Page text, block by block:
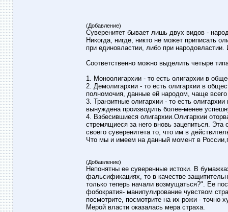
(Добавление)
Суверенитет бывает лишь двух видов -
Никогда, нигде, никто не может приписать
при единовластии, либо при народовластии.
Соответственно можно выделить четыре
1. Моноолигархии - то есть олигархии в
2. Демолигархии - то есть олигархии в
полномочия, данные ей народом, чаще
3. Транзитные олигархии - то есть
вынуждена производить более-менее
4. Взбесившиеся олигархии.Олигархии
стремящиеся за него вновь зацепиться.
своего суверенитета то, что им в
Что мы и имеем на данный момент в
(Добавление)
Непонятны ее суверенные истоки. В
фальсификациях, то в качестве
только теперь начали возмущаться?". Ее
фобократия- манипулирование чувством
посмотрите, посмотрите на их рожи - точно
Мерой власти оказалась мера страха.